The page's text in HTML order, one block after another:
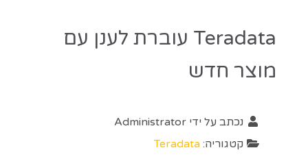
Teradata עוברת לענן עם
מוצר חדש
נכתב על ידי Administrator
קטגוריה: Teradata